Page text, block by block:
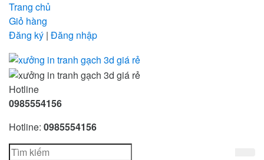
Trang chủ
Giỏ hàng
Đăng ký | Đăng nhập
Hotline
0985554156
Hotline: 0985554156